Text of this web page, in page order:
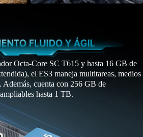
Octa-Core SC T615 y hasta 16 GB de
el ES3 maneja multitareas, medios
cuenta con 256 GB de
hasta 1 TB.